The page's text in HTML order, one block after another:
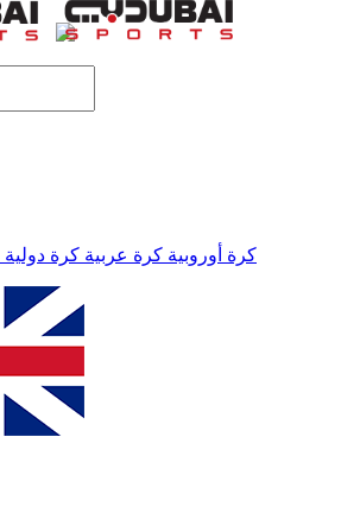
كرة أوروبية كرة عربية كرة دولية